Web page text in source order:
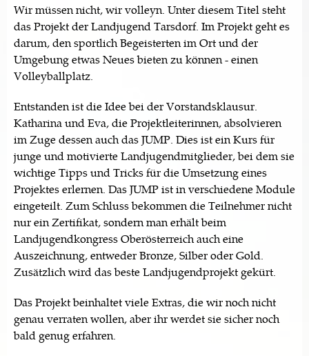
Wir müssen nicht, wir volleyn. Unter diesem Titel steht
das Projekt der Landjugend Tarsdorf. Im Projekt geht es
darum, den sportlich Begeisterten im Ort und der
Umgebung etwas Neues bieten zu können - einen
Volleyballplatz.
Entstanden ist die Idee bei der Vorstandsklausur.
Katharina und Eva, die Projektleiterinnen, absolvieren
im Zuge dessen auch das JUMP. Dies ist ein Kurs für
junge und motivierte Landjugendmitglieder, bei dem sie
wichtige Tipps und Tricks für die Umsetzung eines
Projektes erlernen. Das JUMP ist in verschiedene Module
eingeteilt. Zum Schluss bekommen die Teilnehmer nicht
nur ein Zertifikat, sondern man erhält beim
Landjugendkongress Oberösterreich auch eine
Auszeichnung, entweder Bronze, Silber oder Gold.
Zusätzlich wird das beste Landjugendprojekt gekürt.
Das Projekt beinhaltet viele Extras, die wir noch nicht
genau verraten wollen, aber ihr werdet sie sicher noch
bald genug erfahren.